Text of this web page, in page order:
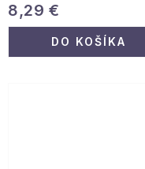
8,29 €
DO KOŠÍKA